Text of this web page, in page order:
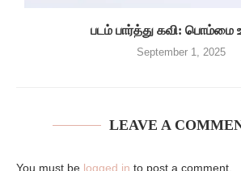
படம் பார்த்து கவி: பொம்மை
September 1, 2025
LEAVE A
You must be logged in to post a comment.